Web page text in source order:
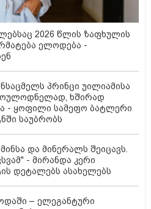
2026 წლის ზაფხულის
ელოდება -
პრინცი უილიამისა
ხშირად
- ყოფილი სამეფო ბატლერი
საუბრობს
და მინერალს შეიცავს.
- მირანდა კერი
დეტალებს ასახელებს
– ელეგანტური